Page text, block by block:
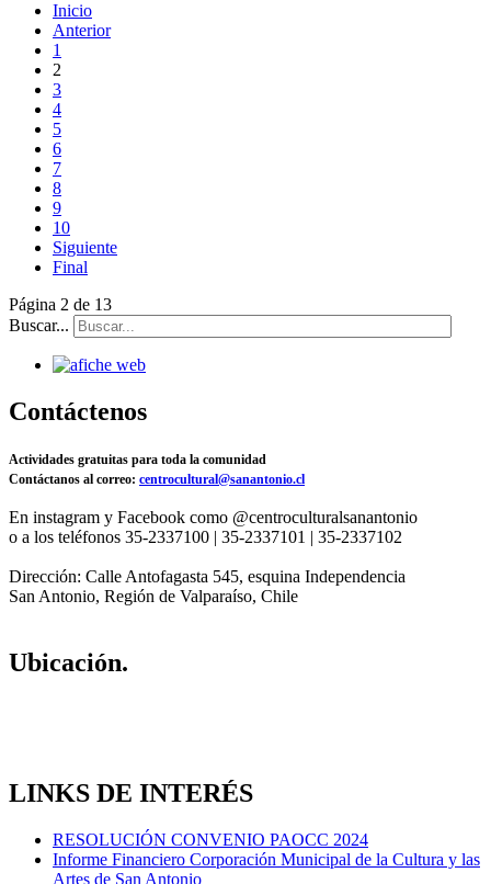
Inicio
Anterior
1
2
3
4
5
6
7
8
9
10
Siguiente
Final
Página 2 de 13
Buscar...
Contáctenos
Actividades gratuitas para toda la comunidad
Contáctanos al correo: centrocultural@sanantonio.cl
En instagram y Facebook como @centroculturalsanantonio
o a los teléfonos 35-2337100 | 35-2337101 | 35-2337102
Dirección: Calle Antofagasta 545, esquina Independencia
San Antonio, Región de Valparaíso, Chile
Ubicación.
LINKS DE INTERÉS
RESOLUCIÓN CONVENIO PAOCC 2024
Informe Financiero Corporación Municipal de la Cultura y las
Artes de San Antonio